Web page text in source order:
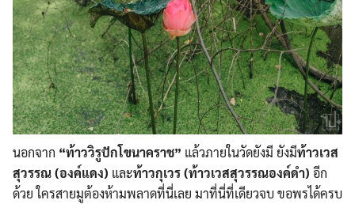
นอกจาก “ท้าววิรูปักโขนาคราช” แล้วภายในวัดยังมี ยังมีท้าวเวส
สุวรรณ (องค์แดง) และท้าวกุเวร (ท้าวเวสสุวรรณองค์ดำ) อีก
ด้วย ใครสายมูต้องห้ามพลาดที่นี่เลย มาที่นี่ที่เดียวจบ ขอพรได้ครบ